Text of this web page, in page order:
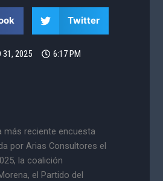
Twitter
31, 2025 6:17 PM
más reciente encuesta
por Arias Consultores el
la coalición
el Partido del